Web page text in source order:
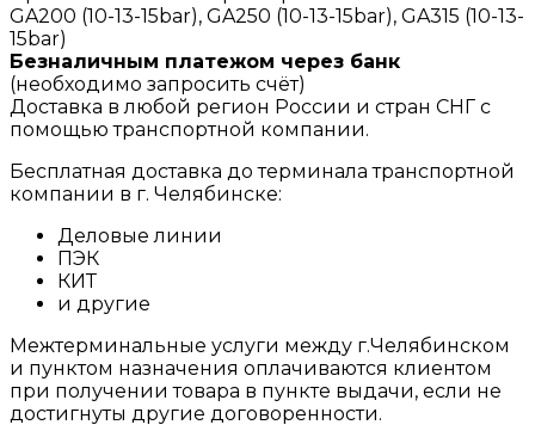
GA200 (10-13-15bar), GA250 (10-13-15bar), GA315 (10-13-
15bar)
Безналичным платежом через банк
(необходимо запросить счёт)
Доставка в любой регион России и стран СНГ с
помощью транспортной компании.
Бесплатная доставка до терминала транспортной
компании в г. Челябинске:
Деловые линии
ПЭК
КИТ
и другие
Межтерминальные услуги между г.Челябинском
и пунктом назначения оплачиваются клиентом
при получении товара в пункте выдачи, если не
достигнуты другие договоренности.